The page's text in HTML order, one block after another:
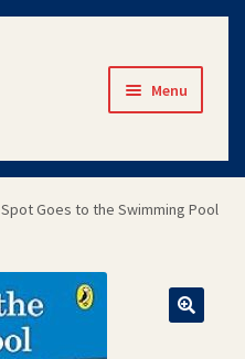
Menu
Spot Goes to the Swimming Pool